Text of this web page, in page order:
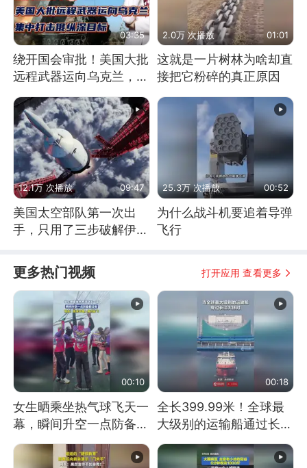
03:35
绕开国会审批！美国大批
远程武器运向乌克兰，集
2.0万 次播放 01:01
这就是一片树林为啥却直
接把它粉碎的真正原因
12.1万 次播放 09:47
美国太空部队第一次出
手，只用了三步破解伊朗
25.3万 次播放 00:52
为什么战斗机要追着导弹
飞行
更多热门视频 打开应用 查看更多
00:10
女生晒乘坐热气球飞天一
幕，瞬间升空一点防备都
没有
00:18
全长399.99米！全球最
大级别的运输船通过长江
大桥这一幕，太震撼了！